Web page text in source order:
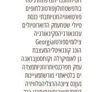
בודפשטחולוןפורטוגלחופים
פורטואוויהחנויותבתי כנסת
טיולי שטחעמק הדוארוטיולים
עכוגאורגיהסקיגאורגיה
צילומיםפורטוGeorgia
הונג קונגאיטליהמעצבת
גן לאומיקרלה וקזחסטןבראגה
עמק חפרכנסיותרוחניותמצדה
ים בלטיאתרי מורשתמעיינות
נעןנס ציונההרצליהטלוויזיה